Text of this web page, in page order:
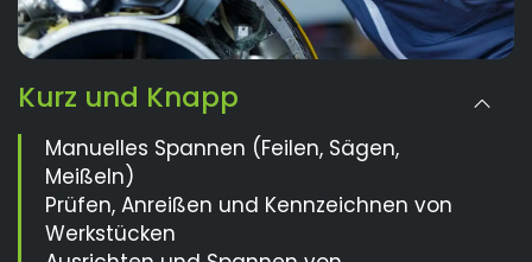
Kurz und Knapp
Manuelles Spannen (Feilen, Sägen,
Meißeln)
Prüfen, Anreißen und Kennzeichnen von
Werkstücken